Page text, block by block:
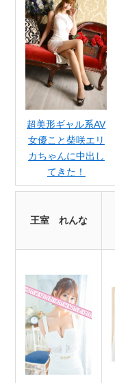
超美形ギャル系AV
女優こと柴咲エリ
カちゃんに中出し
てきた！
王室 れんな